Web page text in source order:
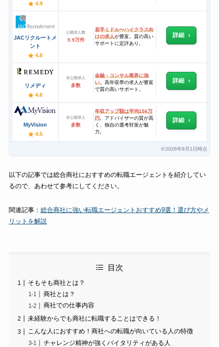
★4.9
JACリクルートメ
ント
★4.8
公開求人数
5.9万件
若手ミドル〜ハイクラス向
けの求人が豊富。質の高い
サポートに定評あり。
詳細
リメディ
★4.6
非公開求人
多数
金融・コンサル業界に強
い 。高年収帯の求人が豊富
で質の高いサポート。
詳細
MyVision
★4.5
非公開求人
多数
年収アップ額は平均156万
円。アドバイザーの質が高
く、独自の選考対策が魅
力。
詳細
※2026年8月1日時点
以下の記事では総合商社におすすめの転職エージェントを紹介してい
るので、あわせて参考にしてください。
関連記事： 総合商社に強い転職エージェントおすすめ9選！選び方やメ
リットを解説
目次
そもそも商社とは？
商社とは？
商社での仕事内容
未経験からでも商社に転職することはできる！
こんな人におすすめ！商社への転職が向いている人の特徴
チャレンジ精神が強くバイタリティがある人